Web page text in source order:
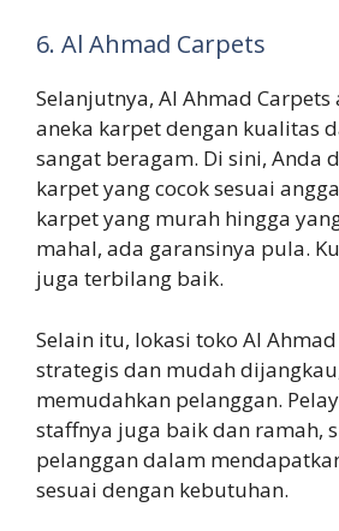
6. Al Ahmad Carpets
Selanjutnya, Al Ahmad
aneka karpet dengan kualitas
sangat beragam. Di sini, Anda
karpet yang cocok sesuai
karpet yang murah hingga
mahal, ada garansinya pula.
juga terbilang baik.
Selain itu, lokasi toko Al
strategis dan mudah
memudahkan pelanggan.
staffnya juga baik dan ramah,
pelanggan dalam
sesuai dengan kebutuhan.